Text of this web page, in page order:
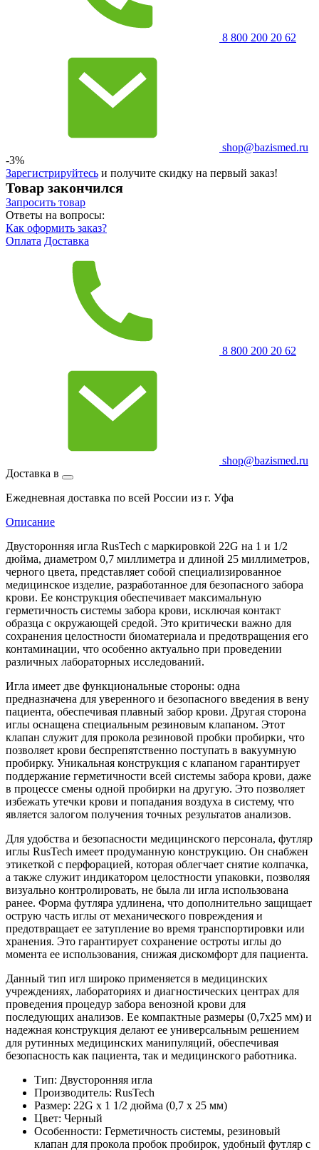
8 800 200 20 62
shop@bazismed.ru
-3%
Зарегистрируйтесь и получите скидку на первый заказ!
Товар закончился
Запросить товар
Ответы на вопросы:
Как оформить заказ?
Оплата Доставка
8 800 200 20 62
shop@bazismed.ru
Доставка в
Ежедневная доставка по всей России из г. Уфа
Описание
Двусторонняя игла RusTech с маркировкой 22G на 1 и 1/2
дюйма, диаметром 0,7 миллиметра и длиной 25 миллиметров,
черного цвета, представляет собой специализированное
медицинское изделие, разработанное для безопасного забора
крови. Ее конструкция обеспечивает максимальную
герметичность системы забора крови, исключая контакт
образца с окружающей средой. Это критически важно для
сохранения целостности биоматериала и предотвращения его
контаминации, что особенно актуально при проведении
различных лабораторных исследований.
Игла имеет две функциональные стороны: одна
предназначена для уверенного и безопасного введения в вену
пациента, обеспечивая плавный забор крови. Другая сторона
иглы оснащена специальным резиновым клапаном. Этот
клапан служит для прокола резиновой пробки пробирки, что
позволяет крови беспрепятственно поступать в вакуумную
пробирку. Уникальная конструкция с клапаном гарантирует
поддержание герметичности всей системы забора крови, даже
в процессе смены одной пробирки на другую. Это позволяет
избежать утечки крови и попадания воздуха в систему, что
является залогом получения точных результатов анализов.
Для удобства и безопасности медицинского персонала, футляр
иглы RusTech имеет продуманную конструкцию. Он снабжен
этикеткой с перфорацией, которая облегчает снятие колпачка,
а также служит индикатором целостности упаковки, позволяя
визуально контролировать, не была ли игла использована
ранее. Форма футляра удлинена, что дополнительно защищает
острую часть иглы от механического повреждения и
предотвращает ее затупление во время транспортировки или
хранения. Это гарантирует сохранение остроты иглы до
момента ее использования, снижая дискомфорт для пациента.
Данный тип игл широко применяется в медицинских
учреждениях, лабораториях и диагностических центрах для
проведения процедур забора венозной крови для
последующих анализов. Ее компактные размеры (0,7х25 мм) и
надежная конструкция делают ее универсальным решением
для рутинных медицинских манипуляций, обеспечивая
безопасность как пациента, так и медицинского работника.
Тип: Двусторонняя игла
Производитель: RusTech
Размер: 22G х 1 1/2 дюйма (0,7 х 25 мм)
Цвет: Черный
Особенности: Герметичность системы, резиновый
клапан для прокола пробок пробирок, удобный футляр с